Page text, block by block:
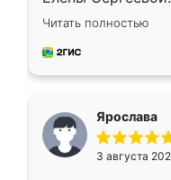
короткие сроки
для замера
предложил по
Читать полностью
Ярослава
3 августа